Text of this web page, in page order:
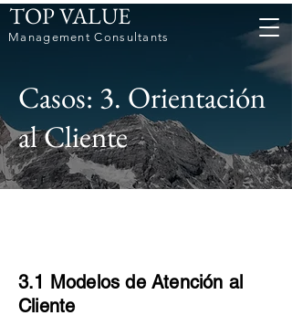
TOP VALUE
Management Consultants
Casos: 3. Orientación
al Cliente
3.1 Modelos de Atención al
Cliente